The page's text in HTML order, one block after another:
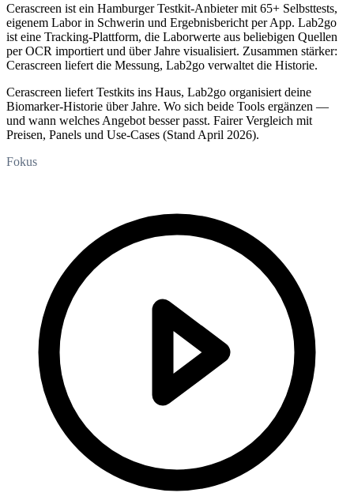
Cerascreen ist ein Hamburger Testkit-Anbieter mit 65+ Selbsttests,
eigenem Labor in Schwerin und Ergebnisbericht per App. Lab2go
ist eine Tracking-Plattform, die Laborwerte aus beliebigen Quellen
per OCR importiert und über Jahre visualisiert. Zusammen stärker:
Cerascreen liefert die Messung, Lab2go verwaltet die Historie.
Cerascreen liefert Testkits ins Haus, Lab2go organisiert deine
Biomarker-Historie über Jahre. Wo sich beide Tools ergänzen —
und wann welches Angebot besser passt. Fairer Vergleich mit
Preisen, Panels und Use-Cases (Stand April 2026).
Fokus